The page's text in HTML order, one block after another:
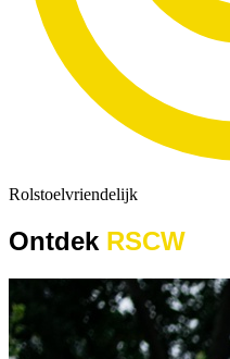
Rolstoelvriendelijk
Ontdek RSCW